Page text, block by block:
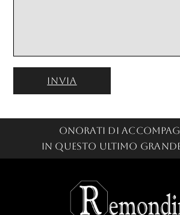
Onorati di
in questo ultimo